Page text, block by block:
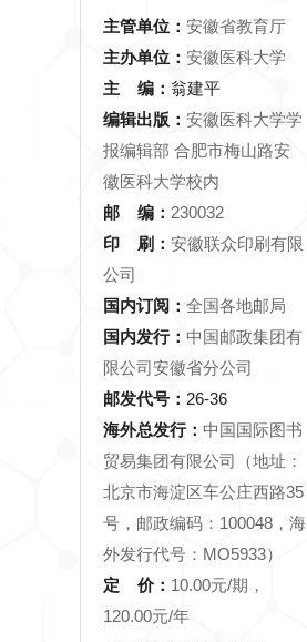
主管单位： 安徽省教育厅
主办单位： 安徽医科大学
主 编： 翁建平
编辑出版： 安徽医科大学学
报编辑部 合肥市梅山路安
徽医科大学校内
邮 编： 230032
印 刷： 安徽联众印刷有限
公司
国内订阅： 全国各地邮局
国内发行： 中国邮政集团有
限公司安徽省分公司
邮发代号： 26-36
海外总发行： 中国国际图书
贸易集团有限公司（地址：
北京市海淀区车公庄西路35
号，邮政编码：100048，海
外发行代号：MO5933）
定 价： 10.00元/期，
120.00元/年